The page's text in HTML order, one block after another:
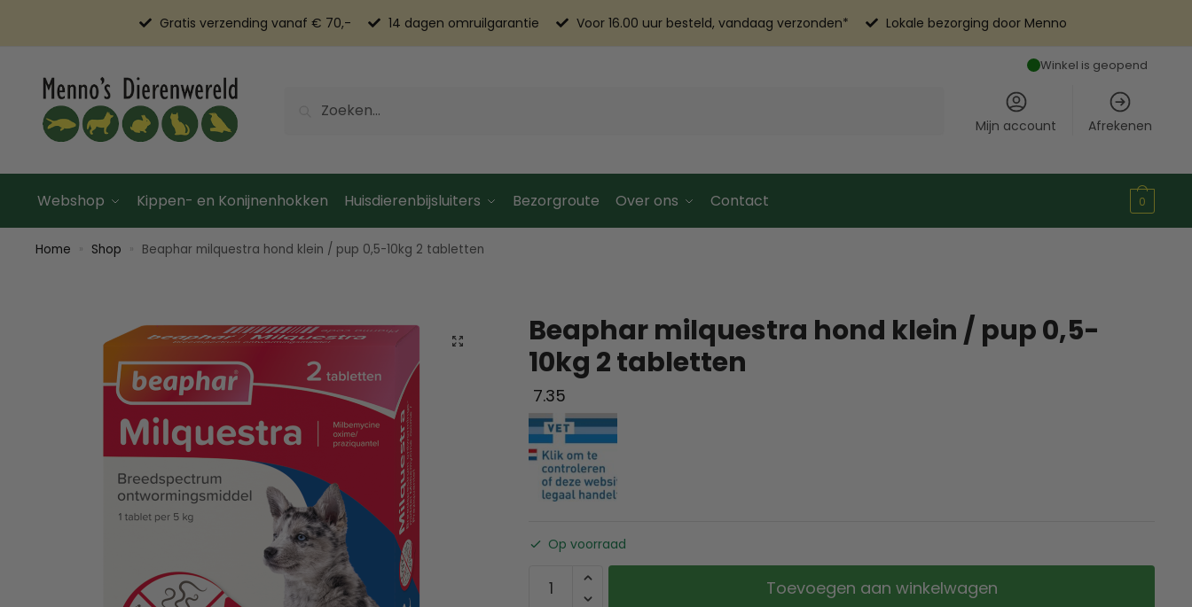
Gratis verzending vanaf € 70,- 14 dagen omruilgarantie Voor 16.00 uur besteld, vandaag verzonden* Lokale bezorging door Menno
Winkel is geopend
Mijn account Afrekenen
Webshop Kippen- en Konijnenhokken Huisdierenbijsluiters Bezorgroute Over ons Contact 0
Home Shop Beaphar milquestra hond klein / pup 0,5-10kg 2 tabletten
Beaphar milquestra hond klein / pup 0,5-
10kg 2 tabletten
7.35
Op voorraad
Toevoegen aan winkelwagen